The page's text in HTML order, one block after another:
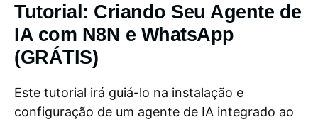
Tutorial: Criando Seu Agente de
IA com N8N e WhatsApp
(GRÁTIS)
Este tutorial irá guiá-lo na instalação e
configuração de um agente de IA integrado ao